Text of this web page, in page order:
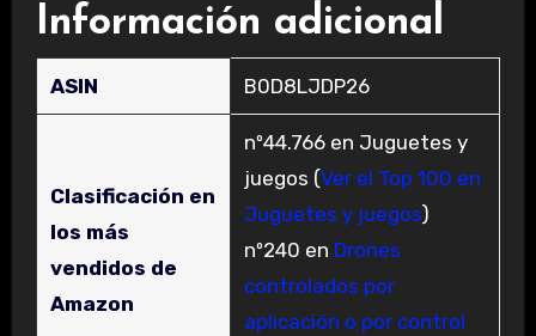
Información adicional
ASIN B0D8LJDP26
Clasificación en
los más
vendidos de
Amazon
nº44.766 en Juguetes y
juegos (Ver el Top 100 en
Juguetes y juegos)
nº240 en Drones
controlados por
aplicación o por control